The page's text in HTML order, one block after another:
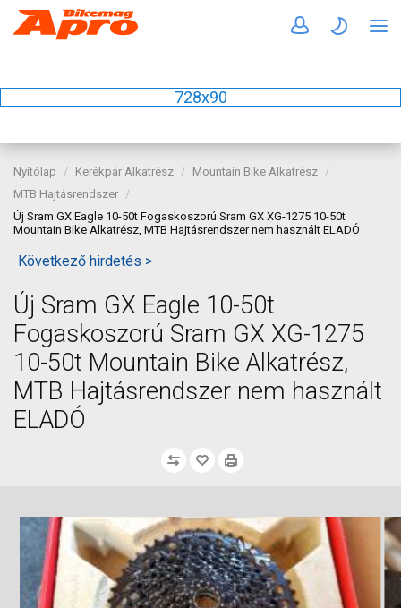
728x90
Nyitólap Kerékpár Alkatrész
Mountain Bike Alkatrész
MTB Hajtásrendszer
Új Sram GX Eagle 10-50t Fogaskoszorú Sram GX XG-1275 10-50t
Mountain Bike Alkatrész, MTB Hajtásrendszer nem használt ELADÓ
Következő hirdetés >
Új Sram GX Eagle 10-50t
Fogaskoszorú Sram GX XG-1275
10-50t Mountain Bike Alkatrész,
MTB Hajtásrendszer nem használt
ELADÓ